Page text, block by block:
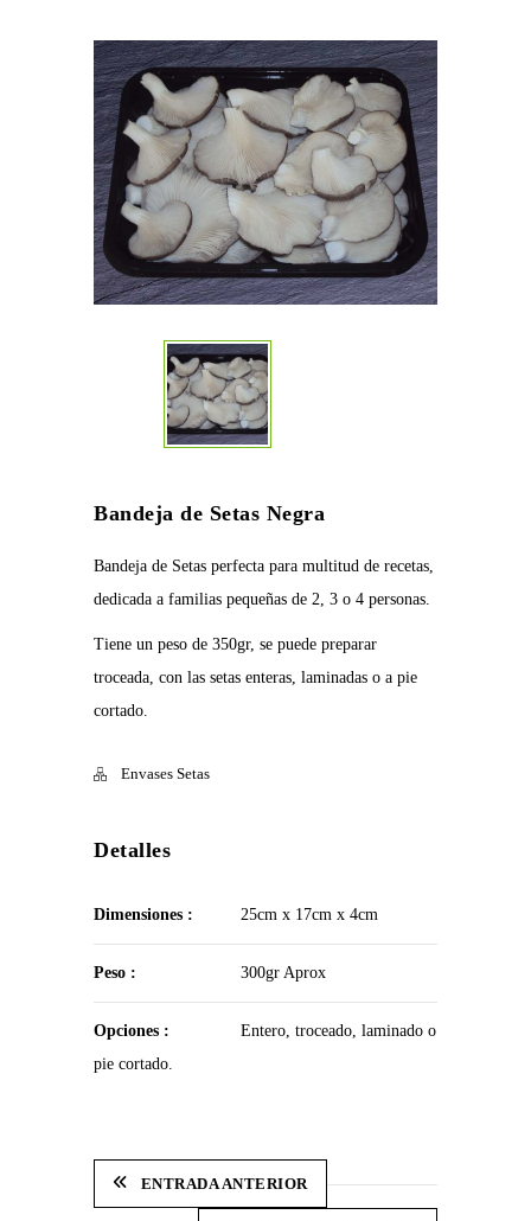
Bandeja de Setas Negra
Bandeja de Setas perfecta para multitud de recetas,
dedicada a familias pequeñas de 2, 3 o 4 personas.
Tiene un peso de 350gr, se puede preparar
troceada, con las setas enteras, laminadas o a pie
cortado.
Envases Setas
Detalles
Dimensiones : 25cm x 17cm x 4cm
Peso : 300gr Aprox
Opciones :
Entero, troceado, laminado o
pie cortado.
ENTRADA ANTERIOR